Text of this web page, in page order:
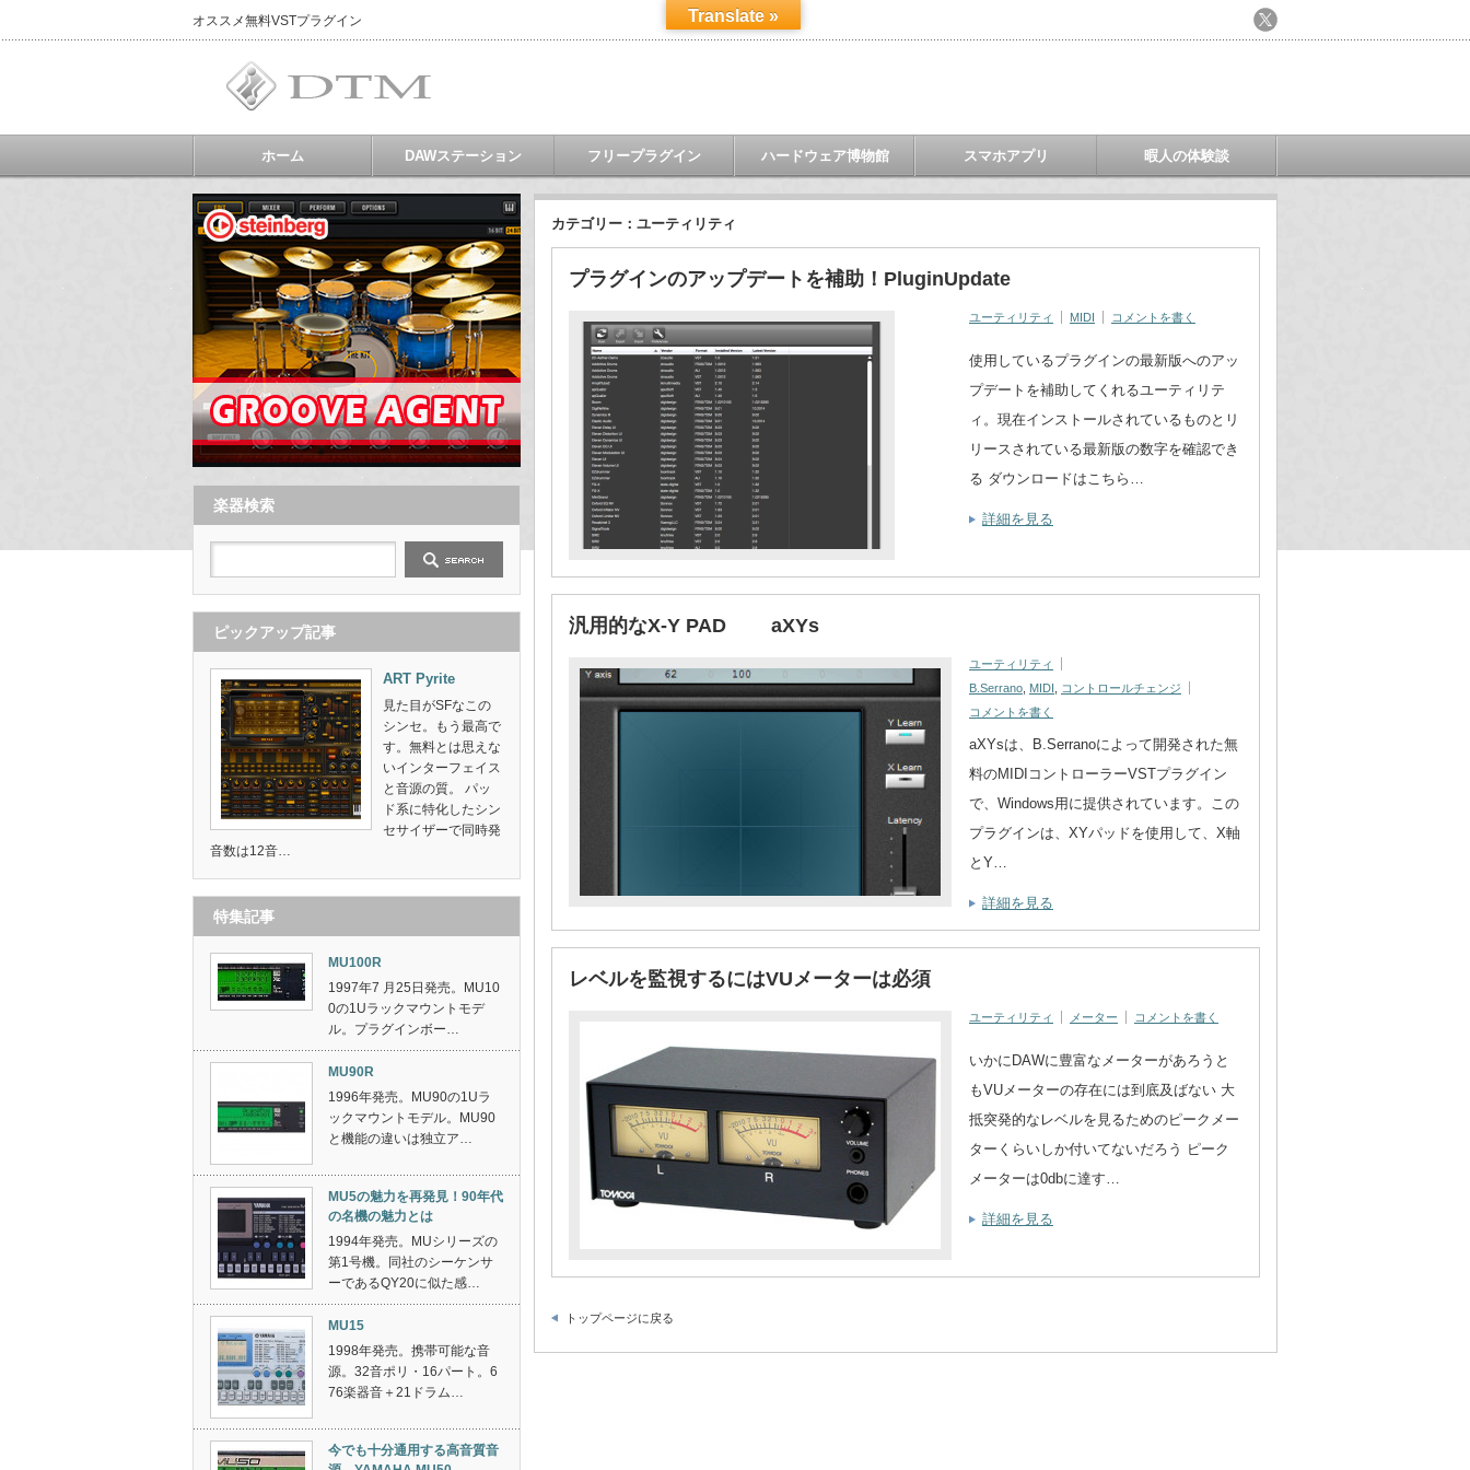
オススメ無料VSTプラグイン
ホーム DAWステーション フリープラグイン ハードウェア博物館 スマホアプリ 暇人の体験談
カテゴリー：ユーティリティ
プラグインのアップデートを補助！PluginUpdate
ユーティリティ MIDI コメントを書く
使用しているプラグインの最新版へのアッ
プデートを補助してくれるユーティリテ
ィ。現在インストールされているものとリ
リースされている最新版の数字を確認でき
る ダウンロードはこちら…
詳細を見る
汎用的なX-Y PAD aXYs
ユーティリティ
B.Serrano MIDI
コントロールチェンジ
コメントを書く
aXYsは、B.Serranoによって開発された無
料のMIDIコントローラーVSTプラグイン
で、Windows用に提供されています。この
プラグインは、XYパッドを使用して、X軸
とY…
詳細を見る
レベルを監視するにはVUメーターは必須
ユーティリティ メーター コメントを書く
いかにDAWに豊富なメーターがあろうと
もVUメーターの存在には到底及ばない 大
抵突発的なレベルを見るためのピークメー
ターくらいしか付いてないだろう ピーク
メーターは0dbに達す…
詳細を見る
トップページに戻る
楽器検索
ピックアップ記事
ART Pyrite
見た目がSFなこの
シンセ。もう最高で
す。無料とは思えな
いインターフェイス
と音源の質。 パッ
ド系に特化したシン
セサイザーで同時発
音数は12音…
特集記事
MU100R
1997年7 月25日発売。MU10
0の1Uラックマウントモデ
ル。プラグインボー…
MU90R
1996年発売。MU90の1Uラ
ックマウントモデル。MU90
と機能の違いは独立ア…
MU5の魅力を再発見！90年代
の名機の魅力とは
1994年発売。MUシリーズの
第1号機。同社のシーケンサ
ーであるQY20に似た感…
MU15
1998年発売。携帯可能な音
源。32音ポリ・16パート。6
76楽器音＋21ドラム…
今でも十分通用する高音質音
Translate »